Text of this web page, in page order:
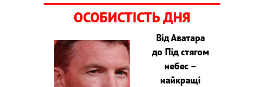
ОСОБИСТІСТЬ ДНЯ
Від Аватара
до Під стягом
небес –
найкращі